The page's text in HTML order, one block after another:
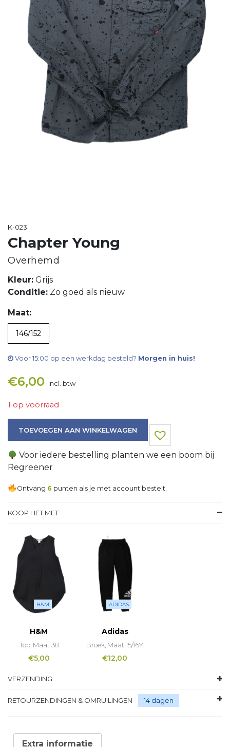
K-023
Chapter Young
Overhemd
Kleur: Grijs
Conditie: Zo goed als nieuw
Maat:
146/152
Voor 15:00 op een werkdag besteld? Morgen in huis!
€6,00 incl. btw
1 op voorraad
TOEVOEGEN AAN WINKELWAGEN
Voor iedere bestelling planten we een boom bij
Regreener
Ontvang 6 punten als je met account bestelt.
KOOP HET MET
H&M
H&M
Top, Maat 38
€5,00
ADIDAS
Adidas
Broek, Maat 15/16Y
€12,00
VERZENDING
RETOURZENDINGEN & OMRUILINGEN 14 dagen
Extra informatie